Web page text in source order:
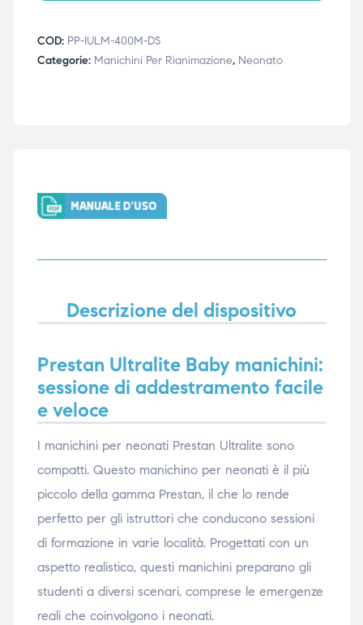
COD: PP-IULM-400M-DS
Categorie: Manichini Per Rianimazione, Neonato
Descrizione del dispositivo
Prestan Ultralite Baby manichini:
sessione di addestramento facile
e veloce
I manichini per neonati Prestan Ultralite sono
compatti. Questo manichino per neonati è il più
piccolo della gamma Prestan, il che lo rende
perfetto per gli istruttori che conducono sessioni
di formazione in varie località. Progettati con un
aspetto realistico, questi manichini preparano gli
studenti a diversi scenari, comprese le emergenze
reali che coinvolgono i neonati.